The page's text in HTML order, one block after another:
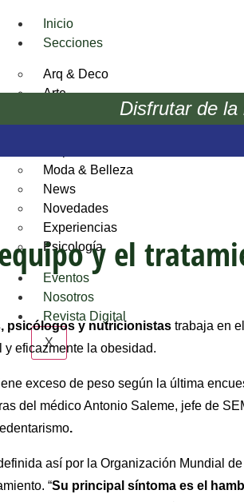
Inicio
Secciones
Arq & Deco
Arte
Moda & Belleza
News
Novedades
Experiencias
Psicología
Eventos
Nosotros
Revista Digital
X
Disfrutar de
y el
psicólogos y nutricionistas trabaja en
eficazmente la obesidad.
exceso de peso según la última
del médico Antonio Saleme, jefe de
.
así por la Organización Mundial
“Su principal síntoma es el